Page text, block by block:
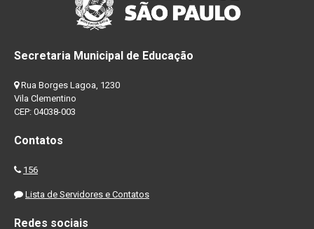
Secretaria Municipal de Educação
Rua Borges Lagoa, 1230
Vila Clementino
CEP: 04038-003
Contatos
156
Lista de Servidores e Contatos
Redes sociais